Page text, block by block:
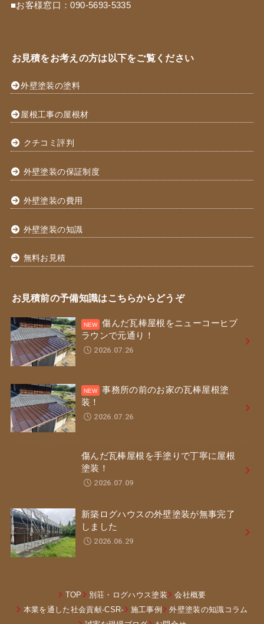
■お客様窓口：090-5693-5335
お見積をお考えの方は以下をご覧ください
外壁塗装の塗料
屋根工事の屋根材
クチコミ評判
外壁塗装の保証制度
外壁塗装の費用
外壁塗装の知識
無料お見積
お見積前の予備知識はこちらからどうぞ
傷んだ瓦棒屋根をニューコーヒブ
ラウンで元通り！
2026.07.26
事務所の前のお家の瓦棒屋根塗
装！
2026.07.26
傷んだ瓦棒屋根を手塗りで丁寧に屋根
塗装！
2026.07.09
新築ログハウスの外壁塗装が無事完了
しました
2026.06.29
TOP 別荘・ログハウス塗装
会社概要
本業を通した社会貢献-CSR-
施工事例
外壁塗装の知識コラム